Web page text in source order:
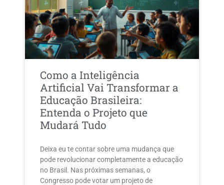
Como a Inteligência
Artificial Vai Transformar a
Educação Brasileira:
Entenda o Projeto que
Mudará Tudo
Deixa eu te contar sobre uma mudança que
pode revolucionar completamente a educação
no Brasil. Nas próximas semanas, o
Congresso pode votar um projeto de